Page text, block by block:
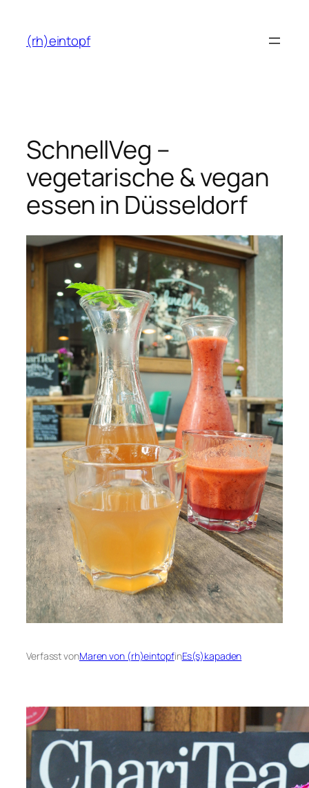
Inhalt
springen
(rh)eintopf
SchnellVeg –
vegetarische & vegan
essen in Düsseldorf
Verfasst vonMaren von (rh)eintopfinEs(s)kapaden